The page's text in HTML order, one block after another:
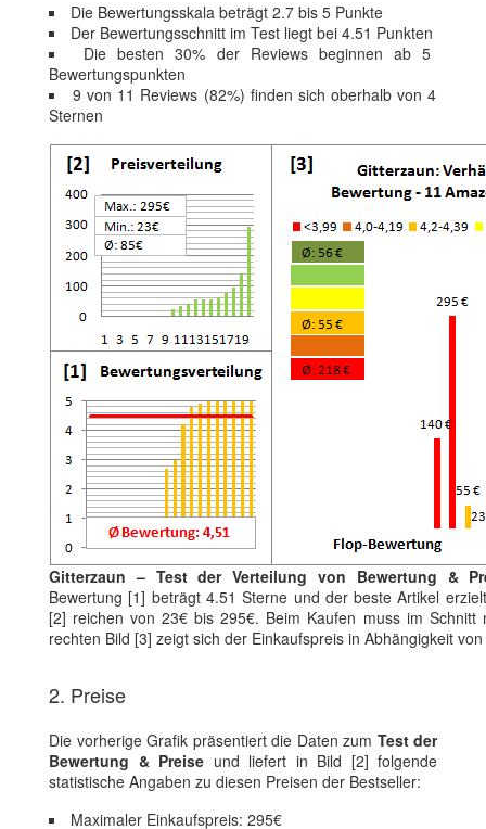
Die Bewertungsskala beträgt 2.7 bis 5 Punkte
Der Bewertungsschnitt im Test liegt bei 4.51 Punkten
Die besten 30% der Reviews beginnen ab 5
Bewertungspunkten
9 von 11 Reviews (82%) finden sich oberhalb von 4
Sternen
Gitterzaun – Test der Verteilung von Bewertung &
Bewertung [1] beträgt 4.51 Sterne und der beste Artikel
[2] reichen von 23€ bis 295€. Beim Kaufen muss im Schnitt
rechten Bild [3] zeigt sich der Einkaufspreis in Abhängigkeit
2. Preise
Die vorherige Grafik präsentiert die Daten zum Test der
Bewertung & Preise und liefert in Bild [2] folgende
statistische Angaben zu diesen Preisen der Bestseller:
Maximaler Einkaufspreis: 295€